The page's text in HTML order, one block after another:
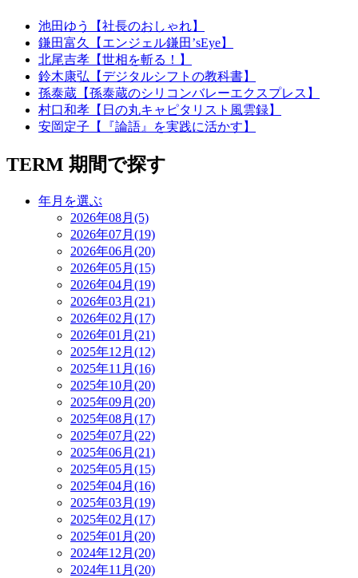
池田ゆう【社長のおしゃれ】
鎌田富久【エンジェル鎌田’sEye】
北尾吉孝【世相を斬る！】
鈴木康弘【デジタルシフトの教科書】
孫泰蔵【孫泰蔵のシリコンバレーエクスプレス】
村口和孝【日の丸キャピタリスト風雲録】
安岡定子【『論語』を実践に活かす】
TERM 期間で探す
年月を選ぶ
2026年08月(5)
2026年07月(19)
2026年06月(20)
2026年05月(15)
2026年04月(19)
2026年03月(21)
2026年02月(17)
2026年01月(21)
2025年12月(12)
2025年11月(16)
2025年10月(20)
2025年09月(20)
2025年08月(17)
2025年07月(22)
2025年06月(21)
2025年05月(15)
2025年04月(16)
2025年03月(19)
2025年02月(17)
2025年01月(20)
2024年12月(20)
2024年11月(20)